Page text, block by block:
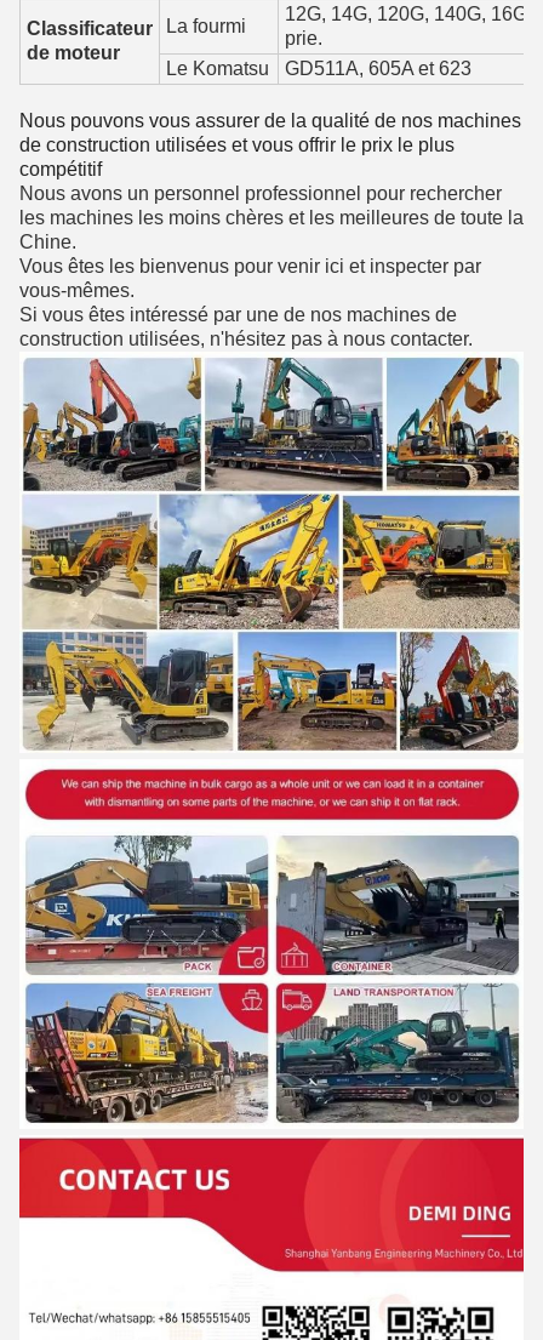
Classificateur
de moteur
La fourmi
12G, 14G, 120G, 140G,
prie.
Le Komatsu
GD511A, 605A et 623
Nous pouvons vous assurer de la qualité de nos machines
de construction utilisées et vous offrir le prix le plus
compétitif
Nous avons un personnel professionnel pour rechercher
les machines les moins chères et les meilleures de toute la
Chine.
Vous êtes les bienvenus pour venir ici et inspecter par
vous-mêmes.
Si vous êtes intéressé par une de nos machines de
construction utilisées, n'hésitez pas à nous contacter.